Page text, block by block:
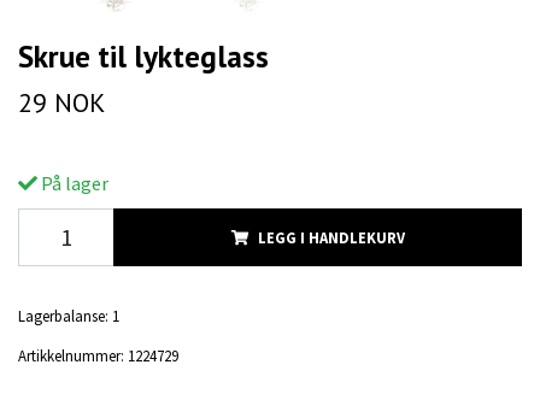
Skrue til lykteglass
29 NOK
På lager
LEGG I HANDLEKURV
Lagerbalanse: 1
Artikkelnummer: 1224729